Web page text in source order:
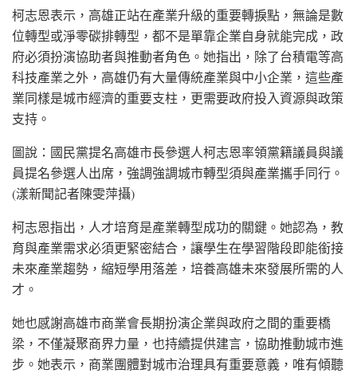
柯志恩表示，高雄正站在產業升級的重要轉捩點，無論是數
位轉型或淨零碳排轉型，都不是單靠企業自身就能完成，政
府必須扮演協助者與推動者角色。她指出，除了台積電等高
科技產業之外，高雄仍有大量傳統產業與中小企業，這些產
業同樣是城市經濟的重要支柱，更需要政府投入資源與政策
支持。
圖說：國民黨提名高雄市長參選人柯志恩率領黨籍議員與議
員提名參選人出席，強調強調城市轉型須與產業攜手同行。
(漾新聞記者陳雯萍攝)
柯志恩指出，人才培育是產業轉型成功的關鍵。她認為，教
育與產業需求必須更緊密結合，讓學生在學習階段即能銜接
未來產業趨勢，縮短學用落差，培養高雄未來發展所需的人
才。
她也感謝高雄市商業會長期扮演企業與政府之間的重要橋
梁，不僅凝聚商界力量，也持續提供建言，協助推動城市進
步。她表示，商業團體對城市治理具有重要意義，唯有傾聽